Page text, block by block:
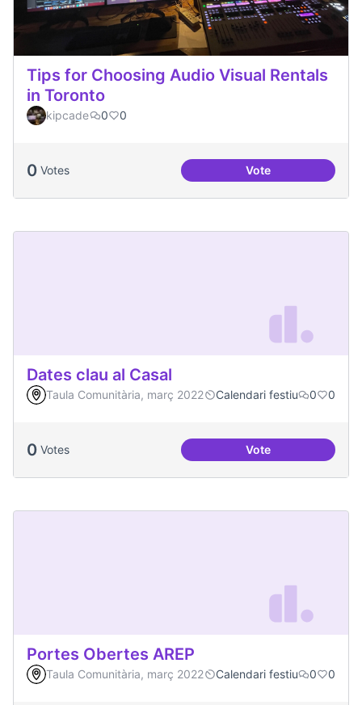
Tips for Choosing Audio Visual Rentals
in Toronto
kipcade 0 0
0 Votes VoteTips for Choosing
Dates clau al Casal
Taula Comunitària, març 2022 Calendari festiu 0 0
0 Votes VoteDates clau al Casal
Portes Obertes AREP
Taula Comunitària, març 2022 Calendari festiu 0 0